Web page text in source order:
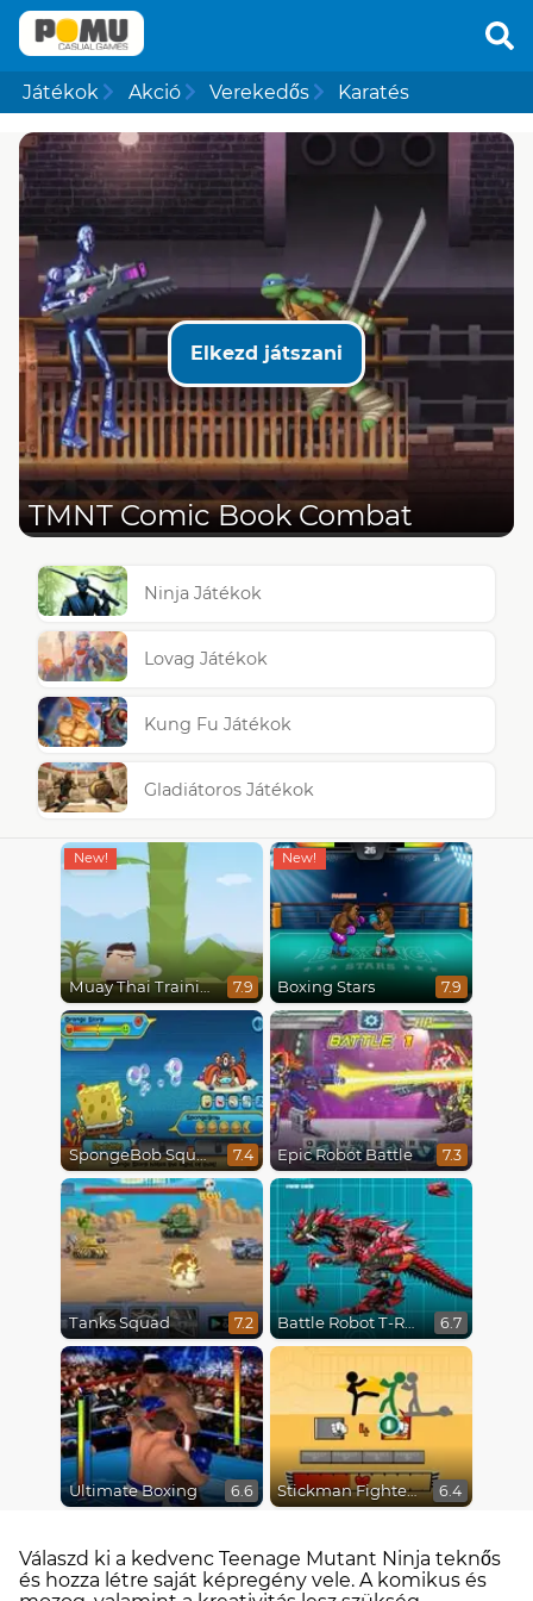
Játékok Akció Verekedős Karatés
Elkezd játszani
TMNT Comic Book Combat
Ninja Játékok
Lovag Játékok
Kung Fu Játékok
Gladiátoros Játékok
Muay Thai Training 7.9 Boxing Stars 7.9
SpongeBob SquarePants : Monster Island Adventures 7.4 Epic Robot Battle 7.3
Tanks Squad 7.2 Battle Robot T-Rex Age 6.7
Ultimate Boxing 6.6 Stickman Fighter Epic Battles 6.4
Válaszd ki a kedvenc Teenage Mutant Ninja teknős
és hozza létre saját képregény vele. A komikus és